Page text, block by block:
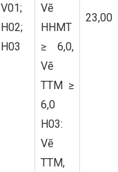
V01;
H02;
H03
Vẽ
HHMT
≥ 6,0,
Vẽ
TTM ≥
6,0
H03:
Vẽ
TTM,
23,00